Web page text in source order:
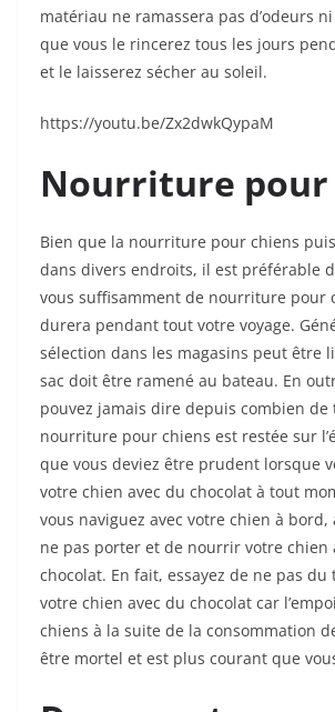
matériau ne ramassera pas d’odeurs
que vous le rincerez tous les jours
et le laisserez sécher au soleil.
https://youtu.be/Zx2dwkQypaM
Nourriture pour
Bien que la nourriture pour chiens
dans divers endroits, il est préférable
vous suffisamment de nourriture pour
durera pendant tout votre voyage.
sélection dans les magasins peut être
sac doit être ramené au bateau. En
pouvez jamais dire depuis combien de
nourriture pour chiens est restée sur
que vous deviez être prudent lorsque
votre chien avec du chocolat à tout
vous naviguez avec votre chien à bord,
ne pas porter et de nourrir votre chien
chocolat. En fait, essayez de ne pas
votre chien avec du chocolat car
chiens à la suite de la consommation
être mortel et est plus courant que